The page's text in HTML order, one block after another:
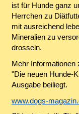
ist für Hunde ganz
Herrchen zu
mit ausreichend
Mineralien zu
drosseln.
Mehr Informationen
"Die neuen Hunde-
Ausgabe beiliegt.
www.dogs-